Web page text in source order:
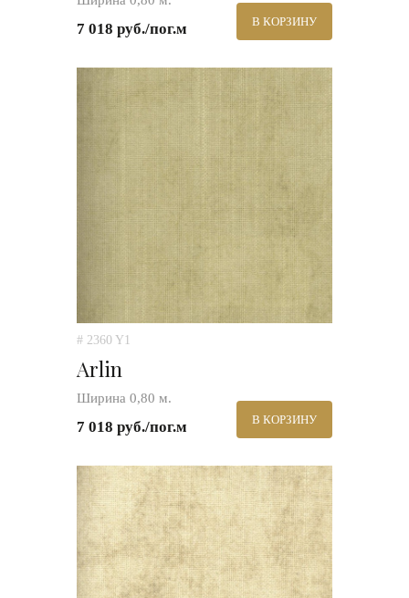
7 018 руб./пог.м В КОРЗИНУ
# 2360 Y1
Arlin
Ширина 0,80 м.
7 018 руб./пог.м В КОРЗИНУ